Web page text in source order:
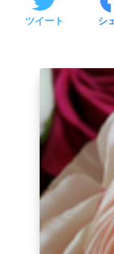
ツイート シ